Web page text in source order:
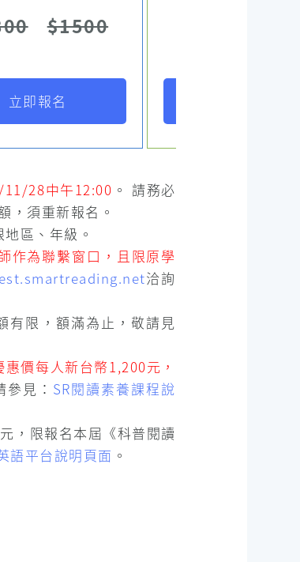
$1500
立即報名
28中午12:00 。 請務必
，須重新報名。
區、年級。
作為聯繫窗口，且限原學
洽詢
有限，額滿為止，敬請見
價每人新台幣1,200元，
參見： SR閱讀素養課程說
，限報名本屆《科普閱讀
語平台說明頁面 。